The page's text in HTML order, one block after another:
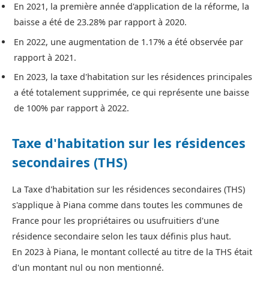
En 2021, la première année d'application de la réforme, la
baisse a été de 23.28% par rapport à 2020.
En 2022, une augmentation de 1.17% a été observée par
rapport à 2021.
En 2023, la taxe d'habitation sur les résidences principales
a été totalement supprimée, ce qui représente une baisse
de 100% par rapport à 2022.
Taxe d'habitation sur les résidences
secondaires (THS)
La Taxe d'habitation sur les résidences secondaires (THS)
s'applique à Piana comme dans toutes les communes de
France pour les propriétaires ou usufruitiers d'une
résidence secondaire selon les taux définis plus haut.
En 2023 à Piana, le montant collecté au titre de la THS était
d'un montant nul ou non mentionné.